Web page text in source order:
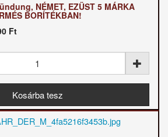
NÉMET, EZÜST 5 MÁRKA
BORÍTÉKBAN!
Ft